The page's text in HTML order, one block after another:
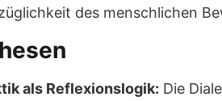
des menschlichen
als Reflexionslogik: Die